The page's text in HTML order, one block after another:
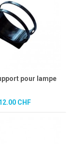
pour lampe
CHF